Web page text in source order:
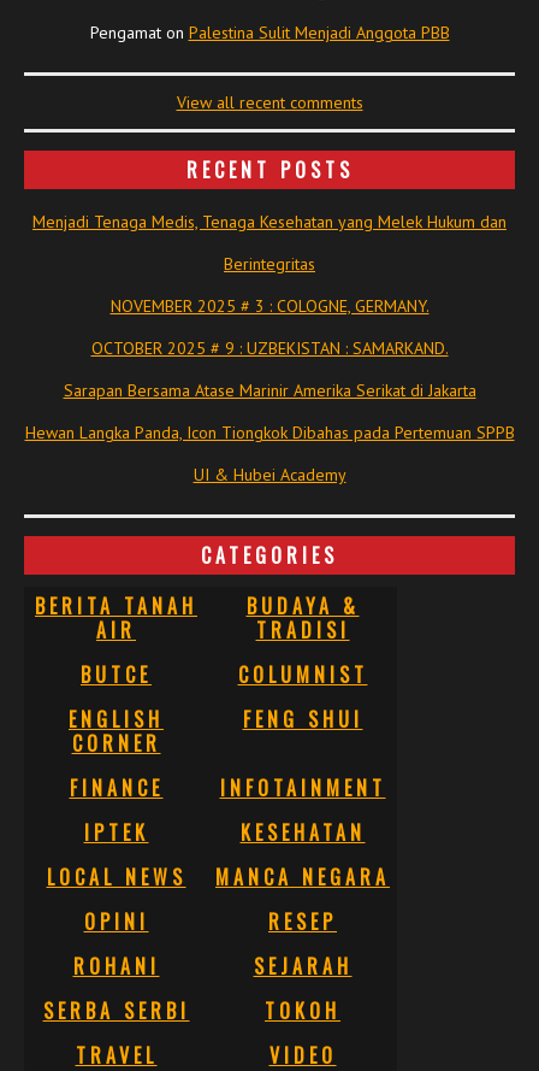
Pengamaton Palestina Sulit Menjadi Anggota PBB
View all recent comments
RECENT POSTS
Menjadi Tenaga Medis, Tenaga Kesehatan yang Melek Hukum dan
Berintegritas
NOVEMBER 2025 # 3 : COLOGNE, GERMANY.
OCTOBER 2025 # 9 : UZBEKISTAN : SAMARKAND.
Sarapan Bersama Atase Marinir Amerika Serikat di Jakarta
Hewan Langka Panda, Icon Tiongkok Dibahas pada Pertemuan SPPB
UI & Hubei Academy
CATEGORIES
BERITA TANAH
AIR
BUDAYA &
TRADISI
BUTCE
COLUMNIST
ENGLISH
CORNER
FENG SHUI
FINANCE
INFOTAINMENT
IPTEK
KESEHATAN
LOCAL NEWS
MANCA NEGARA
OPINI
RESEP
ROHANI
SEJARAH
SERBA SERBI
TOKOH
TRAVEL
VIDEO